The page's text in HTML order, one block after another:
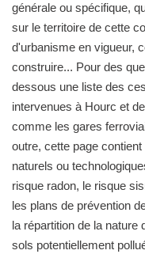
générale ou spécifique,
sur le territoire de cette
d'urbanisme en vigueur,
construire... Pour des
dessous une liste des
intervenues à Hourc et
comme les gares
outre, cette page
naturels ou
risque radon, le risque
les plans de prévention
la répartition de la nature
sols potentiellement